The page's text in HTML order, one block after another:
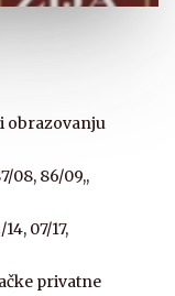
obrazovanju
08, 86/09,,
07/17,
privatne